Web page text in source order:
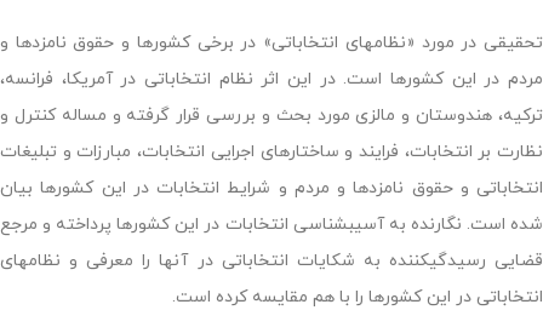
تحقیقی در مورد «نظام‎های انتخاباتی» در برخی کشورها و حقوق نامزدها و
مردم در این کشورها است. در این اثر نظام انتخاباتی در آمریکا، فرانسه،
ترکیه، هندوستان و مالزی مورد بحث و بررسی قرار گرفته و مساله کنترل و
نظارت بر انتخابات، فرایند و ساختارهای اجرایی انتخابات، مبارزات و تبلیغات
انتخاباتی و حقوق نامزدها و مردم و شرایط انتخابات در این کشورها بیان
شده است. نگارنده به آسیب‎شناسی انتخابات در این کشورها پرداخته و مرجع
قضایی رسیدگی‎کننده به شکایات انتخاباتی در آن‎ها را معرفی و نظام‎های
انتخاباتی در این کشورها را با هم مقایسه کرده است.